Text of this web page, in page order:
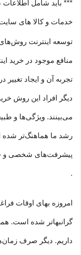
*** باید شامل اطلاعات
خدمات و کالا های
توسعه اینترنت
منافع موجود در خرید
تجربه آن و ایجاد
دیگر افراد این روش
می‏‏‏‌بینند. ویژگی‏‏‏‌ها و
رشد ما هماهنگ‏‏‌تر
پیشرفت‏‏‌های شخصی و
.
امروزه بهای اوقات
گرانبها‌تر شده است.
داریم. دیگر صرف